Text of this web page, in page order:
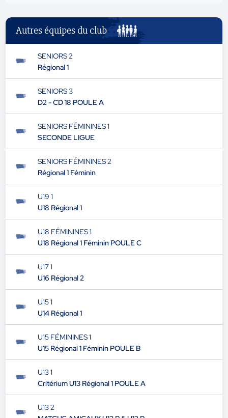
Autres équipes du club
SENIORS 2
Régional 1
SENIORS 3
D2 - CD 18 POULE A
SENIORS FÉMININES 1
SECONDE LIGUE
SENIORS FÉMININES 2
Régional 1 Féminin
U19 1
U18 Régional 1
U18 FÉMININES 1
U18 Régional 1 Féminin POULE C
U17 1
U16 Régional 2
U15 1
U14 Régional 1
U15 FÉMININES 1
U15 Régional 1 Féminin POULE B
U13 1
Critérium U13 Régional 1 POULE A